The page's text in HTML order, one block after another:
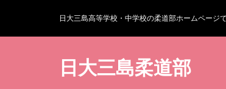
日大三島高等学校・中学校の柔道部ホームページ
日大三島柔道部